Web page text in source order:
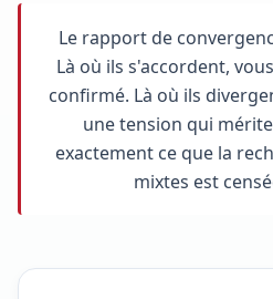
Le rapport de
Là où ils s'accordent,
confirmé. Là où ils
une tension qui
exactement ce que la
mixtes est